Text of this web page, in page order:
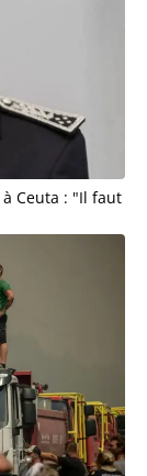
Ceuta : "Il faut